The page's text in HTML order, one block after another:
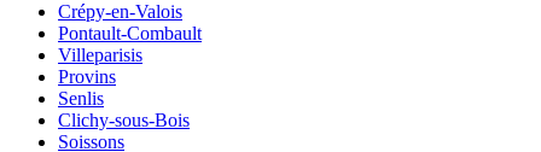
Crépy-en-Valois
Pontault-Combault
Villeparisis
Provins
Senlis
Clichy-sous-Bois
Soissons